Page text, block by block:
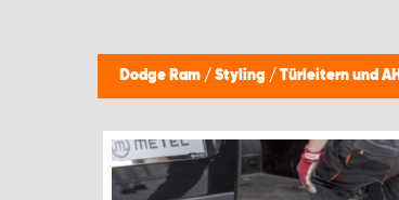
Dodge Ram / Styling / Türleitern und